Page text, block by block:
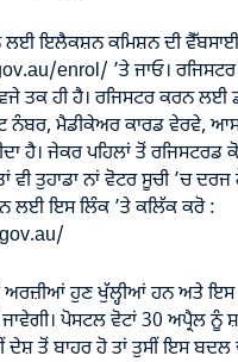
ਲਈ ਇਲੈਕਸ਼ਨ ਕਮਿਸ਼ਨ ਦੀ
enrol/ ’ਤੇ ਜਾਓ।
ਤਕ ਹੀ ਹੈ। ਰਜਿਸਟਰ ਕਰਨ ਲਈ
ਨੰਬਰ, ਮੈਡੀਕੇਅਰ ਕਾਰਡ ਵੇਰਵੇ,
ਹੈ। ਜੇਕਰ ਪਹਿਲਾਂ ਤੋਂ ਰਜਿਸਟਰਡ
ਵੀ ਤੁਹਾਡਾ ਨਾਂ ਵੋਟਰ ਸੂਚੀ ’ਚ
ਲਈ ਇਸ ਲਿੰਕ ’ਤੇ ਕਲਿੱਕ ਕਰੋ :
ਹੁਣ ਖੁੱਲ੍ਹੀਆਂ ਹਨ ਅਤੇ ਇਸ
ਪੋਸਟਲ ਵੋਟਾਂ 30 ਅਪ੍ਰੈਲ ਨੂੰ
ਦੇਸ਼ ਤੋਂ ਬਾਹਰ ਹੋ ਤਾਂ ਤੁਸੀਂ ਇਸ ਬਦਲ